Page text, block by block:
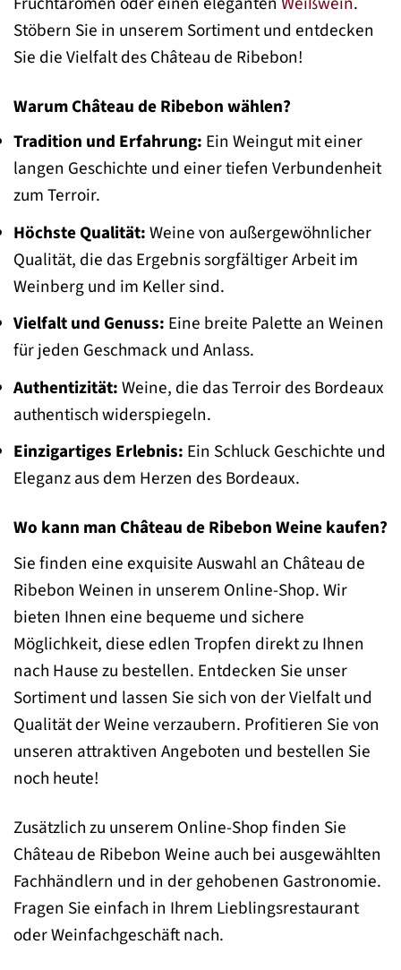
Stöbern Sie in unserem Sortiment und entdecken
Sie die Vielfalt des Château de Ribebon!
Warum Château de Ribebon wählen?
Tradition und Erfahrung: Ein Weingut mit einer
langen Geschichte und einer tiefen Verbundenheit
zum Terroir.
Höchste Qualität:Weine von außergewöhnlicher
Qualität, die das Ergebnis sorgfältiger Arbeit im
Weinberg und im Keller sind.
Vielfalt und Genuss: Eine breite Palette an Weinen
für jeden Geschmack und Anlass.
Authentizität:Weine, die das Terroir des Bordeaux
authentisch widerspiegeln.
Einzigartiges Erlebnis: Ein Schluck Geschichte und
Eleganz aus dem Herzen des Bordeaux.
Wo kann man Château de Ribebon Weine kaufen?
Sie finden eine exquisite Auswahl an Château de
Ribebon Weinen in unserem Online-Shop. Wir
bieten Ihnen eine bequeme und sichere
Möglichkeit, diese edlen Tropfen direkt zu Ihnen
nach Hause zu bestellen. Entdecken Sie unser
Sortiment und lassen Sie sich von der Vielfalt und
Qualität der Weine verzaubern. Profitieren Sie von
unseren attraktiven Angeboten und bestellen Sie
noch heute!
Zusätzlich zu unserem Online-Shop finden Sie
Château de Ribebon Weine auch bei ausgewählten
Fachhändlern und in der gehobenen Gastronomie.
Fragen Sie einfach in Ihrem Lieblingsrestaurant
oder Weinfachgeschäft nach.